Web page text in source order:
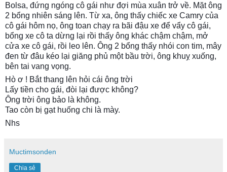
Bolsa, đứng ngóng cô gái như đợi mùa xuân trở về. Mặt ông
2 bổng nhiên sáng lên. Từ xa, ông thấy chiếc xe Camry của
cô gái hôm nọ, ông toan chạy ra bãi đậu xe để vẩy cô gái,
bổng xe cô ta dừng lại rồi thấy ông khác chậm chậm, mở
cửa xe cô gái, rồi leo lên. Ông 2 bổng thấy nhói con tim, mây
đen từ đâu kéo lại giăng phủ một bầu trời, ông khuỵ xuống,
bên tai vang vọng.
Hò ơ ! Bắt thang lên hỏi cái ông trời
Lấy tiền cho gái, đòi lại được không?
Ông trời ông bảo là không.
Tao còn bị gạt huống chi là mày.
Nhs
Muctimsonden
Chia sẻ